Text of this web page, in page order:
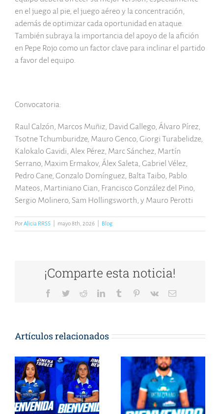
en el juego al pie, el juego aéreo y la concentración,
además de optimizar cada oportunidad en ataque.
También subraya la importancia del apoyo de la afición
en Pepe Rojo como un factor clave para inclinar el partido
a favor del equipo.
Convocatoria:
Raul Calzón, Marcos Muñiz, David Gallego, Álvaro Pírez,
Tsotne Tchumburidze, Mauro Genco, Giorgi Turabelidze,
Kalokalo Gavidi, Alex Pérez, Marc Sánchez, Martín
Serrano, Maxim Ermakov, Álex Saleta, Gabriel Vélez,
Pedro Cane, Gonzalo Domínguez, Balta Taibo, Pablo
Mateos, Martiniano Cian, Francisco González del Pino,
Sergio Molinero, Sam Hollingsworth, y Mauro Perotti
PorAlicia RRSS mayo 8th, 2026 Blog
¡Comparte esta noticia!
Facebook
TwitterRedditLinkedInTumblr Pinterest
Vk
Correo
Artículos relacionados